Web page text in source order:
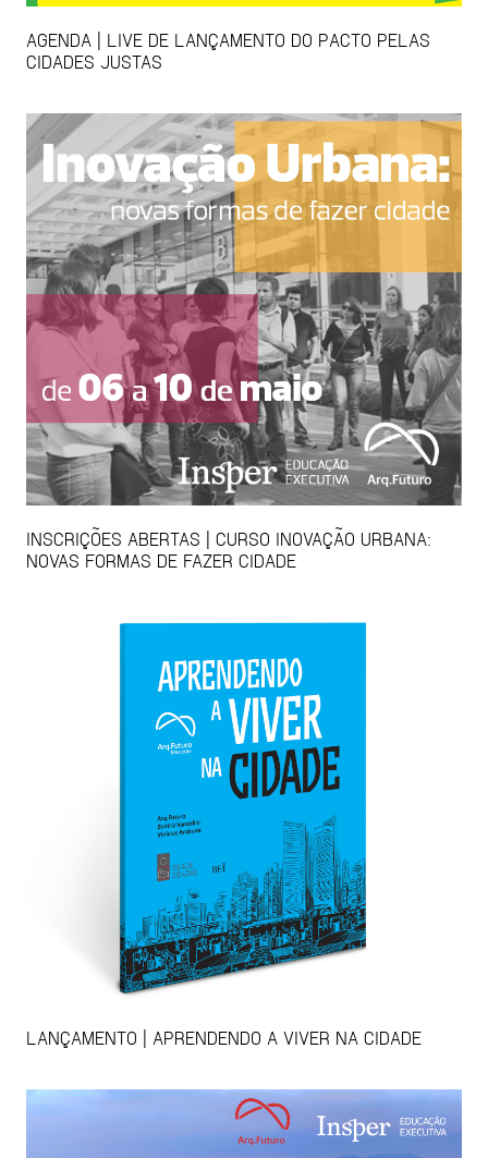
AGENDA | LIVE DE LANÇAMENTO DO PACTO PELAS
CIDADES JUSTAS
INSCRIÇÕES ABERTAS | CURSO INOVAÇÃO URBANA:
NOVAS FORMAS DE FAZER CIDADE
LANÇAMENTO | APRENDENDO A VIVER NA CIDADE